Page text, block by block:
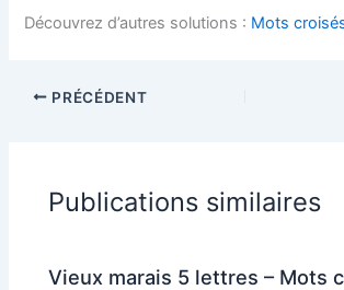
Découvrez d’autres solutions : Mots
PRÉCÉDENT
Publications similaires
Vieux marais 5 lettres – Mots